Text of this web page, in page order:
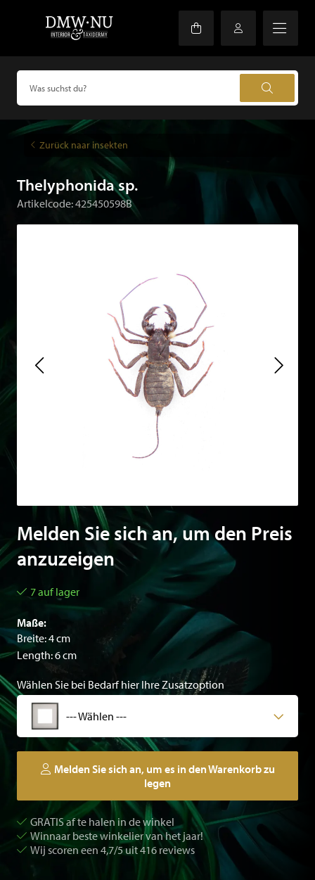
Zurück naar insekten
Thelyphonida sp.
Artikelcode: 425450598B
Melden Sie sich an, um den Preis
anzuzeigen
7 auf lager
Maße:
Breite: 4 cm
Length: 6 cm
Wählen Sie bei Bedarf hier Ihre Zusatzoption
--- Wählen ---
Melden Sie sich an, um es in den Warenkorb zu
legen
GRATIS af te halen in de winkel
Winnaar beste winkelier van het jaar!
Wij scoren een 4,7/5 uit 416 reviews